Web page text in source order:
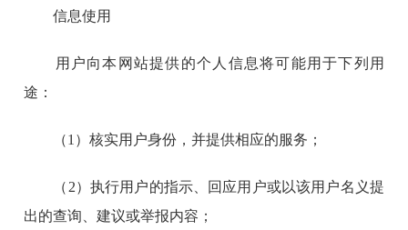
信息使用
用户向本网站提供的个人信息将可能用于下列用
途：
（1）核实用户身份，并提供相应的服务；
（2）执行用户的指示、回应用户或以该用户名义提
出的查询、建议或举报内容；